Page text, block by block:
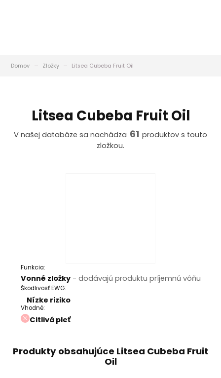
Domov Zložky Litsea Cubeba Fruit Oil
Litsea Cubeba Fruit Oil
V našej databáze sa nachádza 61 produktov s touto
zložkou.
Funkcia:
Vonné zložky- dodávajú produktu príjemnú vôňu
Škodlivosť EWG:
Nízke riziko
Vhodné:
Citlivá pleť
Produkty obsahujúce Litsea Cubeba Fruit
Oil